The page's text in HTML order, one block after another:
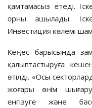
қамтамасыз етеді.
орны ашылады.
Инвестиция көлемі
Кеңес барысында
қалыптастыруға
өтілді. «Осы
жоғары өнім
енгізуге және